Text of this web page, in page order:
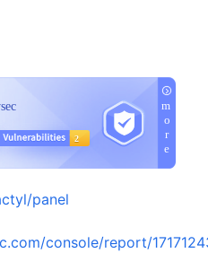
panel
console/report/